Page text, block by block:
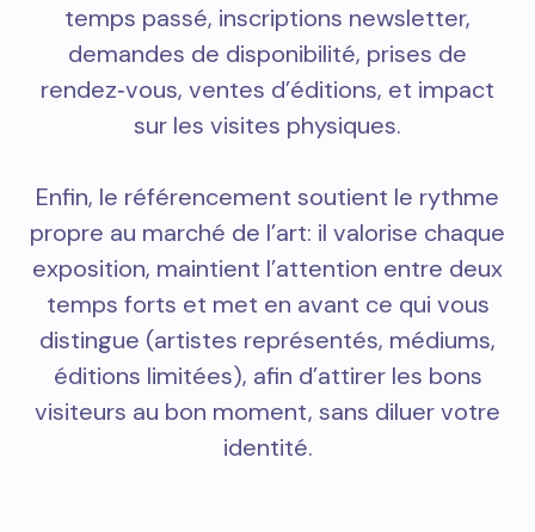
temps passé, inscriptions newsletter,
demandes de disponibilité, prises de
rendez‑vous, ventes d’éditions, et impact
sur les visites physiques.
Enfin, le référencement soutient le rythme
propre au marché de l’art: il valorise chaque
exposition, maintient l’attention entre deux
temps forts et met en avant ce qui vous
distingue (artistes représentés, médiums,
éditions limitées), afin d’attirer les bons
visiteurs au bon moment, sans diluer votre
identité.